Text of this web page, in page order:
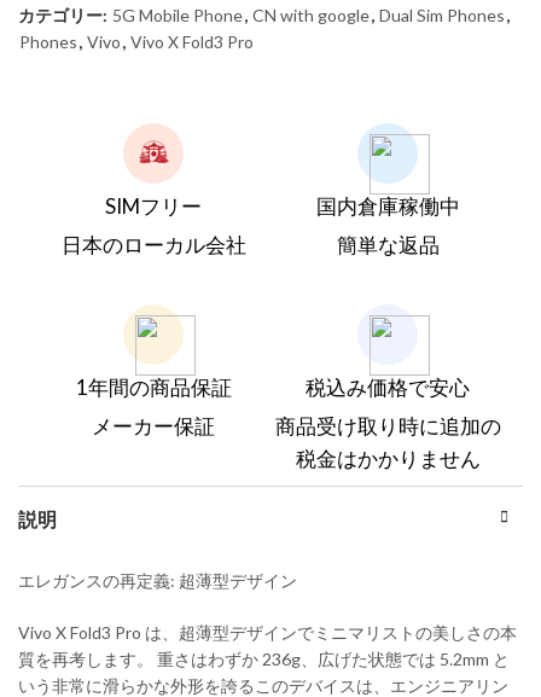
カテゴリー: 5G Mobile Phone, CN with google, Dual Sim Phones,
Phones, Vivo, Vivo X Fold3 Pro
SIMフリー
日本のローカル会社
国内倉庫稼働中
簡単な返品
1年間の商品保証
メーカー保証
税込み価格で安心
商品受け取り時に追加の
税金はかかりません
説明
エレガンスの再定義: 超薄型デザイン
Vivo X Fold3 Pro は、超薄型デザインでミニマリストの美しさの本
質を再考します。 重さはわずか 236g、広げた状態では 5.2mm と
いう非常に滑らかな外形を誇るこのデバイスは、エンジニアリン